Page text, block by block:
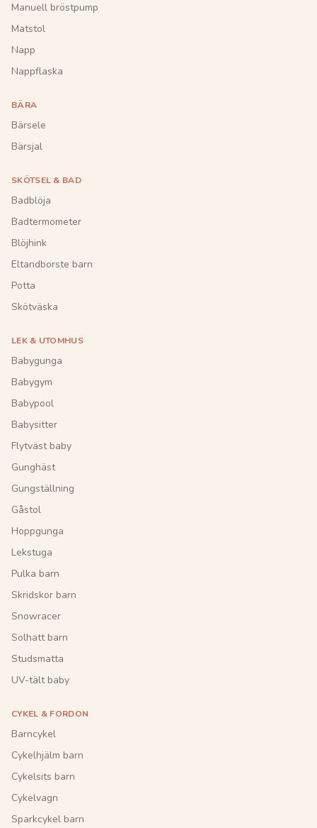
Manuell bröstpump
Matstol
Napp
Nappflaska
BÄRA
Bärsele
Bärsjal
SKÖTSEL & BAD
Badblöja
Badtermometer
Blöjhink
Eltandborste barn
Potta
Skötväska
LEK & UTOMHUS
Babygunga
Babygym
Babypool
Babysitter
Flytväst baby
Gunghäst
Gungställning
Gåstol
Hoppgunga
Lekstuga
Pulka barn
Skridskor barn
Snowracer
Solhatt barn
Studsmatta
UV-tält baby
CYKEL & FORDON
Barncykel
Cykelhjälm barn
Cykelsits barn
Cykelvagn
Sparkcykel barn